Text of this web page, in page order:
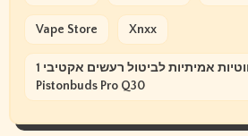
Vape Store Xnxx
אוזניות אלחוטיות אמיתיות לביטול רעשים אקטיבי 1more
Pistonbuds Pro Q30